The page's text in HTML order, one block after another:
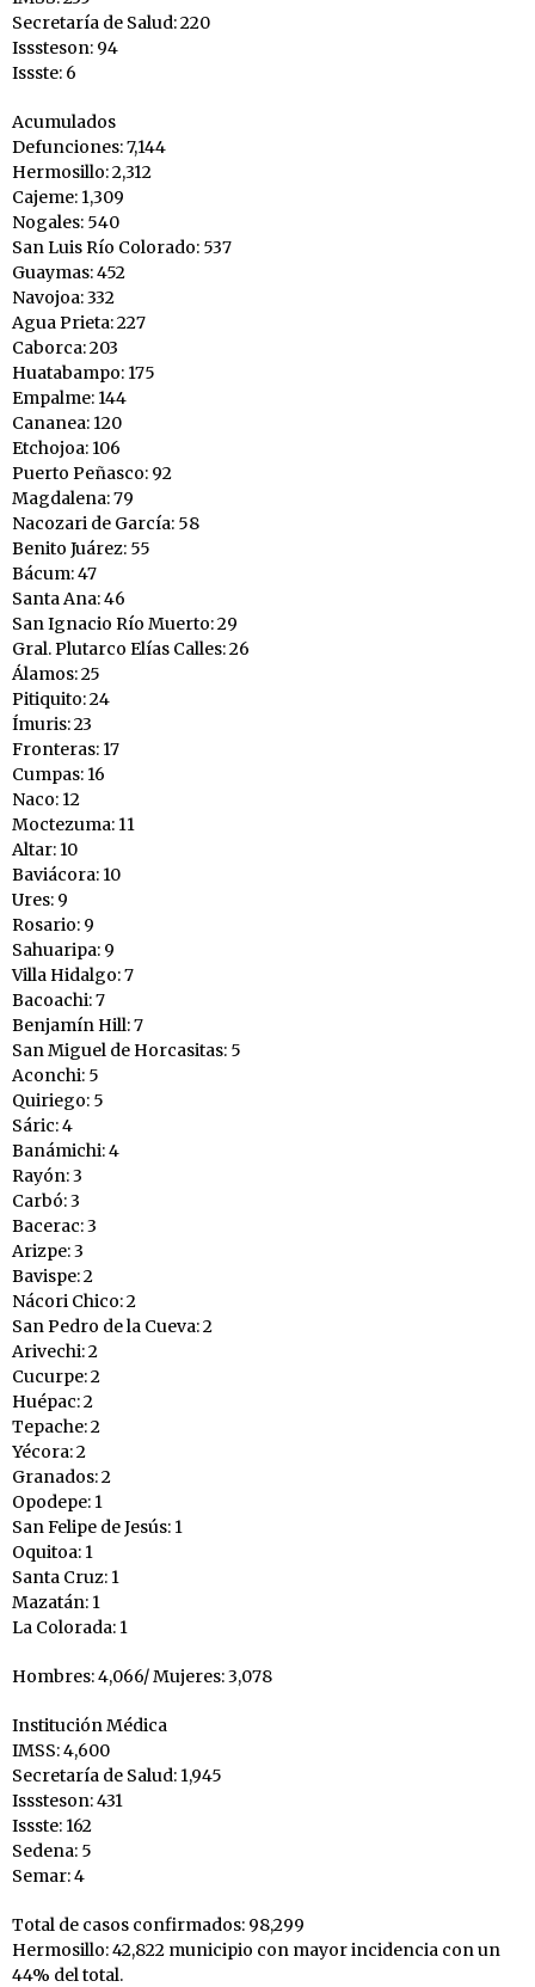
Secretaría de Salud: 220
Isssteson: 94
Issste: 6
Acumulados
Defunciones: 7,144
Hermosillo: 2,312
Cajeme: 1,309
Nogales: 540
San Luis Río Colorado: 537
Guaymas: 452
Navojoa: 332
Agua Prieta: 227
Caborca: 203
Huatabampo: 175
Empalme: 144
Cananea: 120
Etchojoa: 106
Puerto Peñasco: 92
Magdalena: 79
Nacozari de García: 58
Benito Juárez: 55
Bácum: 47
Santa Ana: 46
San Ignacio Río Muerto: 29
Gral. Plutarco Elías Calles: 26
Álamos: 25
Pitiquito: 24
Ímuris: 23
Fronteras: 17
Cumpas: 16
Naco: 12
Moctezuma: 11
Altar: 10
Baviácora: 10
Ures: 9
Rosario: 9
Sahuaripa: 9
Villa Hidalgo: 7
Bacoachi: 7
Benjamín Hill: 7
San Miguel de Horcasitas: 5
Aconchi: 5
Quiriego: 5
Sáric: 4
Banámichi: 4
Rayón: 3
Carbó: 3
Bacerac: 3
Arizpe: 3
Bavispe: 2
Nácori Chico: 2
San Pedro de la Cueva: 2
Arivechi: 2
Cucurpe: 2
Huépac: 2
Tepache: 2
Yécora: 2
Granados: 2
Opodepe: 1
San Felipe de Jesús: 1
Oquitoa: 1
Santa Cruz: 1
Mazatán: 1
La Colorada: 1
Hombres: 4,066/ Mujeres: 3,078
Institución Médica
IMSS: 4,600
Secretaría de Salud: 1,945
Isssteson: 431
Issste: 162
Sedena: 5
Semar: 4
Total de casos confirmados: 98,299
Hermosillo: 42,822 municipio con mayor incidencia con un
44% del total.